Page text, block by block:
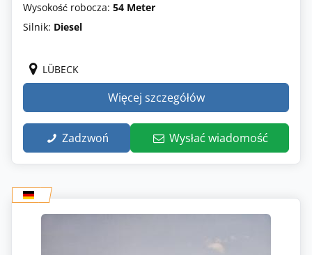
Wysokość robocza: 54 Meter
Silnik: Diesel
LÜBECK
Więcej szczegółów
Zadzwoń Wysłać wiadomość